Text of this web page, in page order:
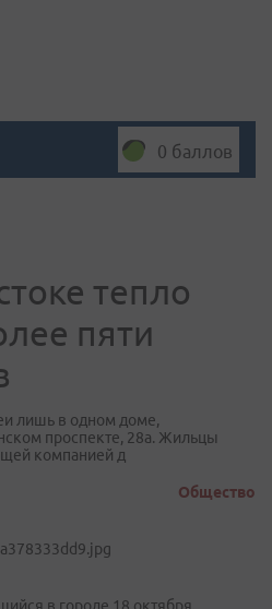
0 баллов
тепло
пяти
лишь в одном доме,
проспекте, 28а. Жильцы
компанией д
Общество